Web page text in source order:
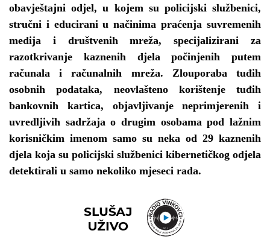
obavještajni odjel, u kojem su policijski službenici,
stručni i educirani u načinima praćenja suvremenih
medija i društvenih mreža, specijalizirani za
razotkrivanje kaznenih djela počinjenih putem
računala i računalnih mreža. Zlouporaba tuđih
osobnih podataka, neovlašteno korištenje tuđih
bankovnih kartica, objavljivanje neprimjerenih i
uvredljivih sadržaja o drugim osobama pod lažnim
korisničkim imenom samo su neka od 29 kaznenih
djela koja su policijski službenici kibernetičkog odjela
detektirali u samo nekoliko mjeseci rada.